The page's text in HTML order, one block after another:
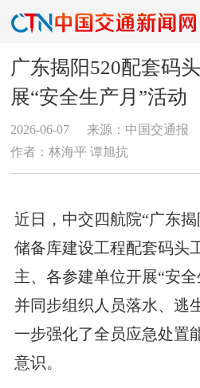
广东揭阳520配套码
展“安全生产月”活动
2026-06-07 来源：中国交通报
作者：林海平 谭旭抗
近日，中交四航院“广东
储备库建设工程配套码头
主、各参建单位开展“安全
并同步组织人员落水、逃
一步强化了全员应急处置
意识。